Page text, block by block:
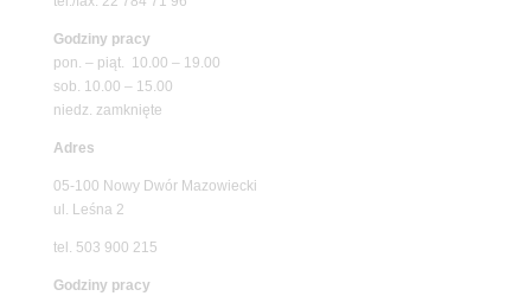
Godziny pracy
pon. – piąt. 10.00 – 19.00
sob. 10.00 – 15.00
niedz. zamknięte
Adres
05-100 Nowy Dwór Mazowiecki
ul. Leśna 2
tel. 503 900 215
Godziny pracy